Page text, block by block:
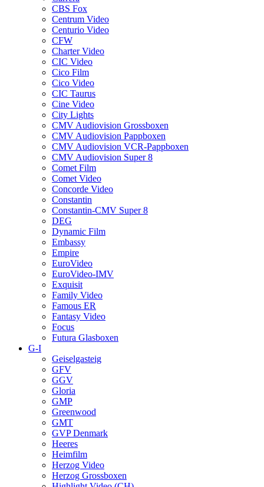
CBS Fox
Centrum Video
Centurio Video
CFW
Charter Video
CIC Video
Cico Film
Cico Video
CIC Taurus
Cine Video
City Lights
CMV Audiovision Grossboxen
CMV Audiovision Pappboxen
CMV Audiovision VCR-Pappboxen
CMV Audiovision Super 8
Comet Film
Comet Video
Concorde Video
Constantin
Constantin-CMV Super 8
DEG
Dynamic Film
Embassy
Empire
EuroVideo
EuroVideo-IMV
Exquisit
Family Video
Famous ER
Fantasy Video
Focus
Futura Glasboxen
G-I
Geiselgasteig
GFV
GGV
Gloria
GMP
Greenwood
GMT
GVP Denmark
Heeres
Heimfilm
Herzog Video
Herzog Grossboxen